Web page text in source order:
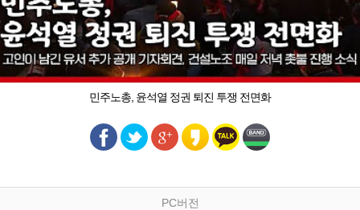
민주노총, 윤석열 정권 퇴진 투쟁 전면화
PC버전